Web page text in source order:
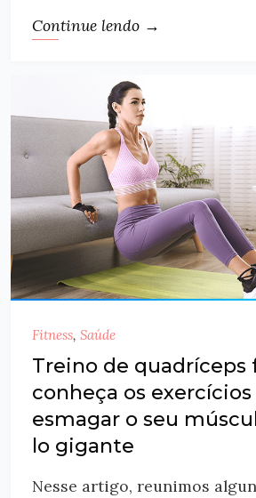
Continue lendo →
Fitness, Saúde
Treino de quadríceps
conheça os
esmagar o seu
lo gigante
Nesse artigo, reunimos